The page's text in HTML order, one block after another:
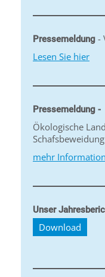
Pressemeldung -
Lesen Sie hier
Pressemeldung -
Ökologische
Schafsbeweidung
mehr
Unser
Download